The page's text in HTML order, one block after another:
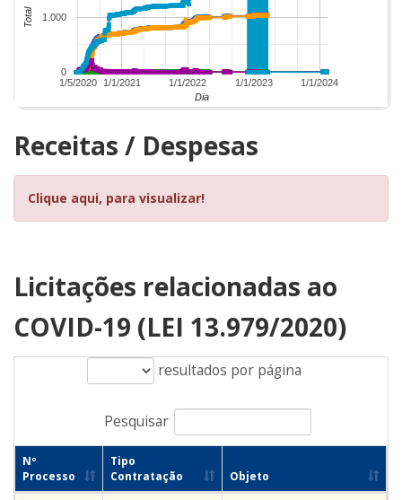
1/1/2021 1/1/2022 1/1/2023 1/1/2024
1/5/2020
0
1.000
Dia
Total
Receitas / Despesas
Clique aqui, para visualizar!
Licitações relacionadas ao
COVID-19 (LEI 13.979/2020)
resultados por página
Pesquisar
Nº
Processo
Tipo
Contratação
Objeto